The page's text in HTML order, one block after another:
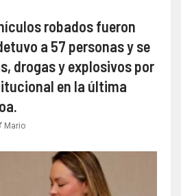
robados fueron
a 57 personas y se
drogas y explosivos por
en la última
Mario